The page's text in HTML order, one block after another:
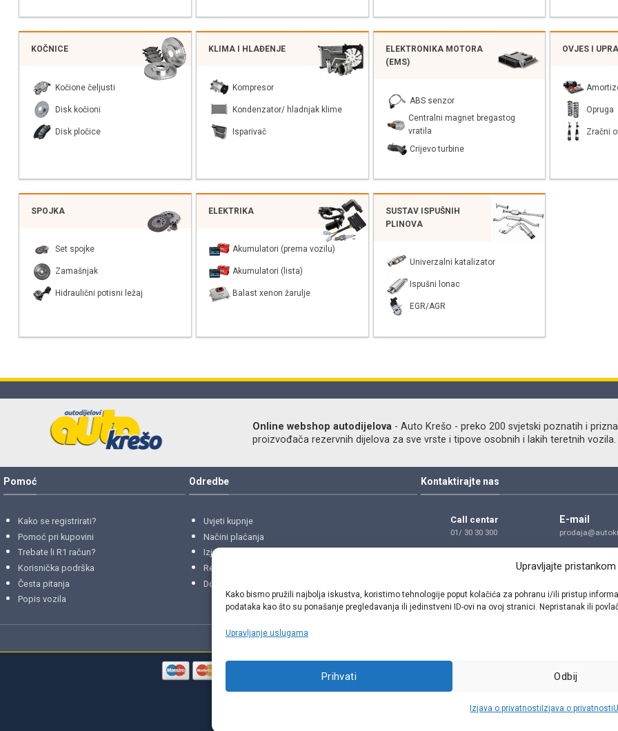
Upravljajte pristankom
Kako bismo pružili najbolja iskustva, koristimo tehnologije poput kolačića za pohranu i/ili pristup
podataka kao što su ponašanje pregledavanja ili jedinstveni ID-ovi na ovoj stranici. Nepristanak ili
Upravljanje uslugama
Prihvati Odbij
Izjava o privatnosti Izjava o privatnosti
KOČNICE
Kočione čeljusti
Disk kočioni
Disk pločice
KLIMA I HLAĐENJE
Kompresor
Kondenzator/ hladnjak klime
Isparivač
ELEKTRONIKA MOTORA
(EMS)
ABS senzor
Centralni magnet bregastog
vratila
Crijevo turbine
OVJES I
Opruga
Zračni
SPOJKA
Set spojke
Zamašnjak
Hidraulični potisni ležaj
ELEKTRIKA
Akumulatori (prema vozilu)
Akumulatori (lista)
Balast xenon žarulje
SUSTAV ISPUŠNIH
PLINOVA
Univerzalni katalizator
Ispušni lonac
EGR/AGR
Online webshop autodijelova - Auto Krešo - preko 200 svjetski poznatih i
proizvođača rezervnih dijelova za sve vrste i tipove osobnih i lakih teretnih vozila.
Pomoć
Kako se registrirati?
Pomoć pri kupovini
Trebate li R1 račun?
Korisnička podrška
Česta pitanja
Popis vozila
Odredbe
Uvjeti kupnje
Načini plaćanja
Izjava o privatnosti
Reklamacije
Dostava i isporuke
Kontaktirajte nas
Call centar
01/ 30 30 300
E-mail
Dragutina
Zagreb
Sva prava pridržana © 2021 W.A.O.